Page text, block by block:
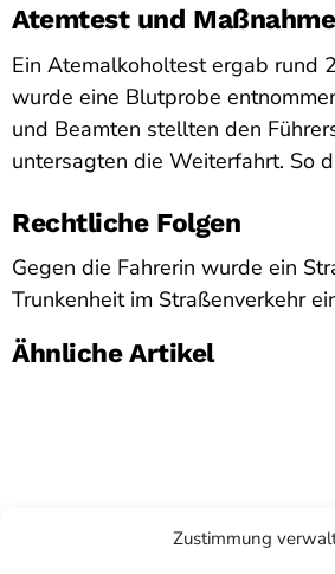
Zustimmung
Atemtest und
Ein Atemalkoholtest ergab rund
wurde eine Blutprobe
und Beamten stellten den
untersagten die Weiterfahrt. So
Rechtliche Folgen
Gegen die Fahrerin wurde ein
Trunkenheit im Straßenverkehr
Ähnliche Artikel